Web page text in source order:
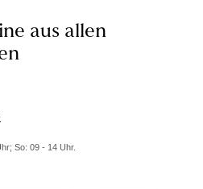
aus allen
So: 09 - 14 Uhr.